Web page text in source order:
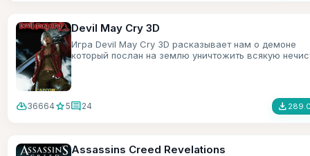
Devil May Cry 3D
Игра Devil May Cry 3D расказывает нам о демоне
который послан на землю уничтожить всякую
cloud_download36664 star5comment24 file_download
Assassins Creed Revelations